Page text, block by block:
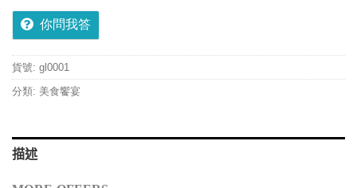
你問我答
貨號: gl0001
分類: 美食饗宴
描述